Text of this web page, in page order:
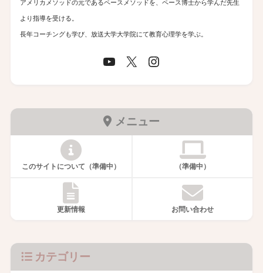
アメリカメソッドの元であるペースメソッドを、ペース博士から学んだ先生
より指導を受ける。
長年コーチングも学び、放送大学大学院にて教育心理学を学ぶ。
メニュー
このサイトについて（準備中） （準備中）
更新情報 お問い合わせ
カテゴリー